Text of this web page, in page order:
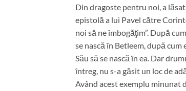
Din dragoste pentru noi, a
epistolă a lui Pavel către
noi să ne îmbogăţim”. După
se nască în Betleem, după
Său să se nască în ea. Dar
întreg, nu s-a găsit un loc de
Având acest exemplu minunat